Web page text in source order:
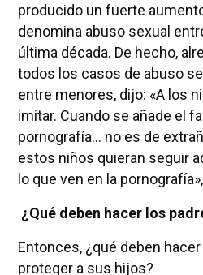
producido un fuerte
denomina abuso sexual
última década. De hecho,
todos los casos de abuso
entre menores, dijo: «A los
imitar. Cuando se añade el
pornografía… no es de
estos niños quieran seguir
lo que ven en la
¿Qué deben hacer los
Entonces, ¿qué deben
proteger a sus hijos?